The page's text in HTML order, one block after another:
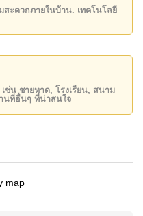
schools, both
and an array of dining
design it is possible
สะดวกภายในบ้าน. เทคโนโลยี
ช่น ชายหาด, โรงเรียน, สนาม
นที่อื่นๆ ที่น่าสนใจ